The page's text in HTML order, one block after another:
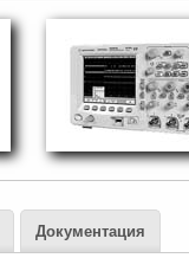
Документация